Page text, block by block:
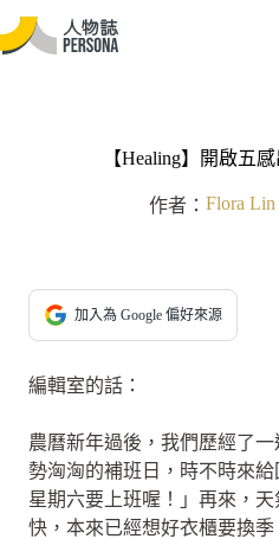
【Healing】開啟五
作者： Flora Lin
加入為 Google 偏好來源
編輯室的話：
農曆新年過後，我們歷經了
勢洶洶的補班日，時不時來
星期六要上班喔！」再來，
快，本來已經想好衣櫃要換